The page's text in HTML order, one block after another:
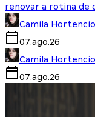
renovar a rotina de
Camila Hortencio
07.ago.26
Camila Hortencio
07.ago.26